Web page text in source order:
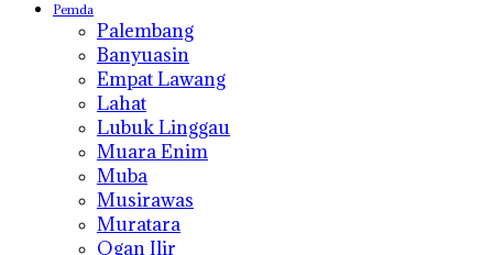
Pemda
Palembang
Banyuasin
Empat Lawang
Lahat
Lubuk Linggau
Muara Enim
Muba
Musirawas
Muratara
Ogan Ilir